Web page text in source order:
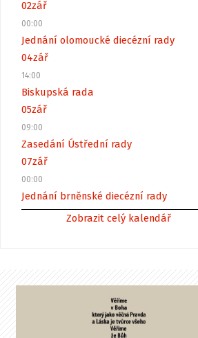
02zář
00:00
Jednání olomoucké diecézní rady
04zář
14:00
Biskupská rada
05zář
09:00
Zasedání Ústřední rady
07zář
00:00
Jednání brněnské diecézní rady
Zobrazit celý kalendář